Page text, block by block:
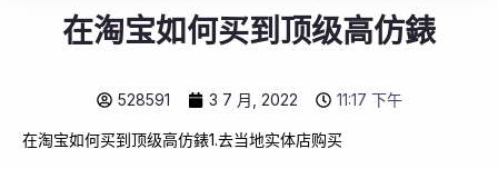
在淘宝如何买到顶级高仿錶
528591 3 7 月, 2022 11:17 下午
在淘宝如何买到顶级高仿錶1.去当地实体店购买